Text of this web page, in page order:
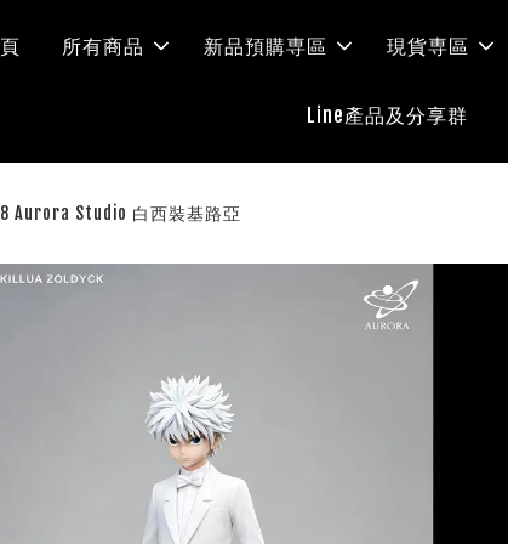
所有商品 新品預購専區 現貨専區
Line產品及分享群
Aurora Studio 白西裝基路亞